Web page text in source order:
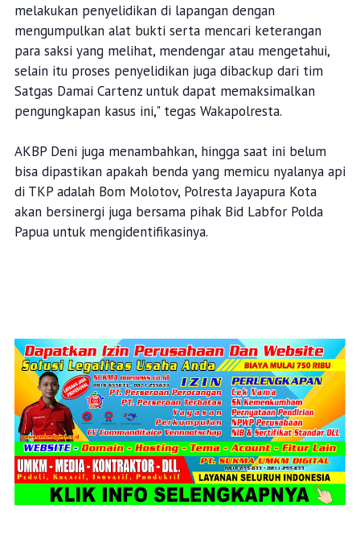
melakukan penyelidikan di lapangan dengan
mengumpulkan alat bukti serta mencari keterangan
para saksi yang melihat, mendengar atau mengetahui,
selain itu proses penyelidikan juga dibackup dari tim
Satgas Damai Cartenz untuk dapat memaksimalkan
pengungkapan kasus ini," tegas Wakapolresta.
AKBP Deni juga menambahkan, hingga saat ini belum
bisa dipastikan apakah benda yang memicu nyalanya api
di TKP adalah Bom Molotov, Polresta Jayapura Kota
akan bersinergi juga bersama pihak Bid Labfor Polda
Papua untuk mengidentifikasinya.